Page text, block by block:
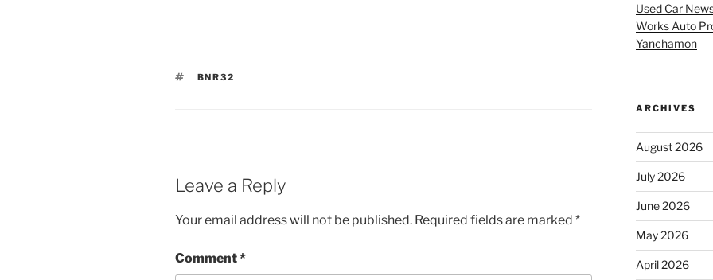
TAGS
BNR32
Leave a Reply
Your email address will not be published. Required fields are marked *
Comment*
Used Car
Works Auto
Yanchamon
ARCHIVES
August 2026
July 2026
June 2026
May 2026
April 2026